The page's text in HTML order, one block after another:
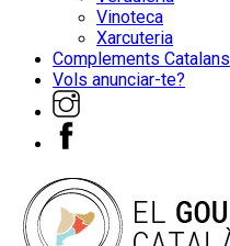
Vinoteca
Xarcuteria
Complements Catalans
Vols anunciar-te?